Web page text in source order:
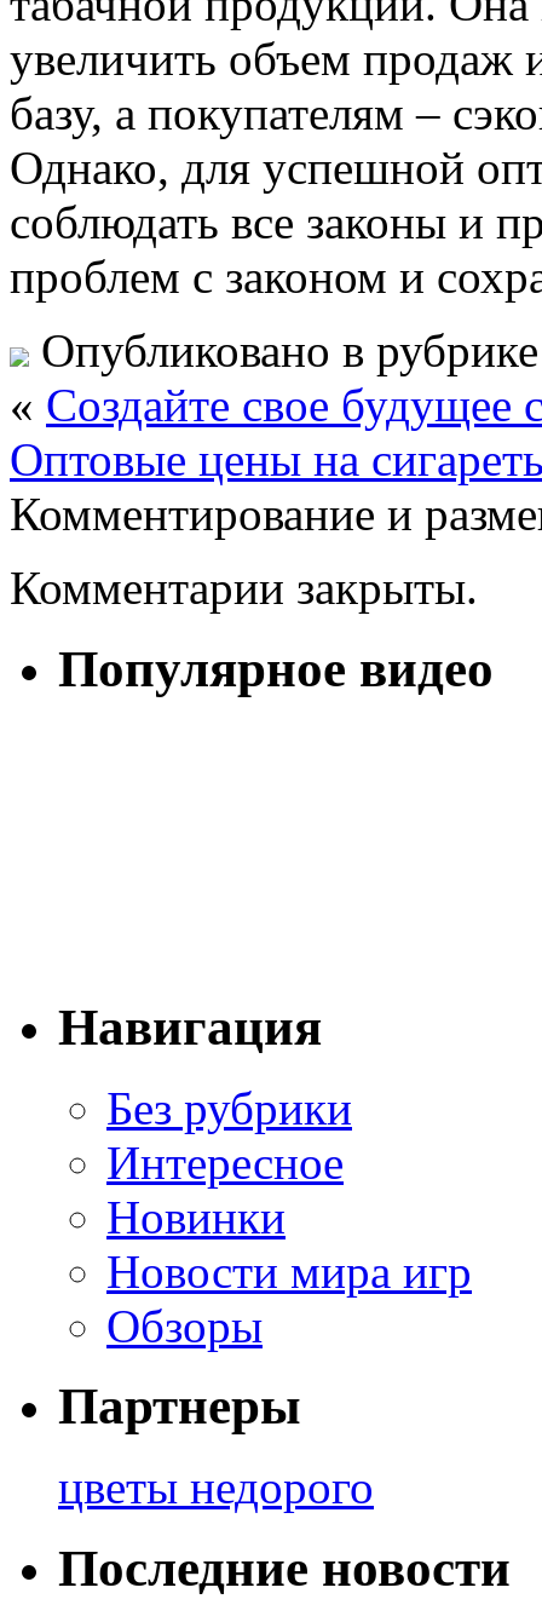
увеличить объем продаж
базу, а покупателям –
Однако, для успешной
соблюдать все законы и
проблем с законом и
Опубликовано в
« Создайте свое
Оптовые цены на
Комментирование и
Комментарии закрыты.
Популярное видео
Навигация
Без рубрики
Интересное
Новинки
Новости мира игр
Обзоры
Партнеры
цветы недорого
Последние новости